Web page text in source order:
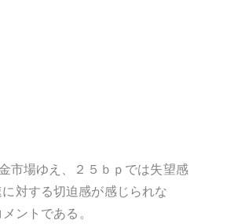
市場ゆえ、２５ｂｐでは失望感
対する切迫感が感じられな
ントである。